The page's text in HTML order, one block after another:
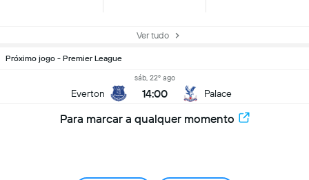
Ver tudo
Próximo jogo - Premier League
Everton
sáb, 22º ago
14:00 Palace
Para marcar a qualquer momento